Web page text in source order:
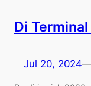
Di
Jul 20, 2024